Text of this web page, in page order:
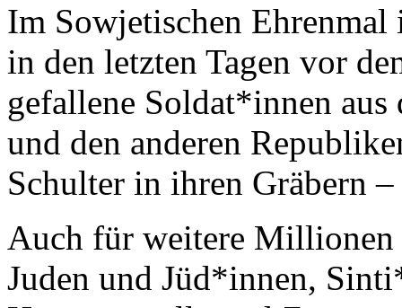
Im Sowjetischen
in den letzten Tagen vor
gefallene Soldat*innen
und den anderen
Schulter in ihren Gräbern
Auch für weitere Millionen
Juden und Jüd*innen,